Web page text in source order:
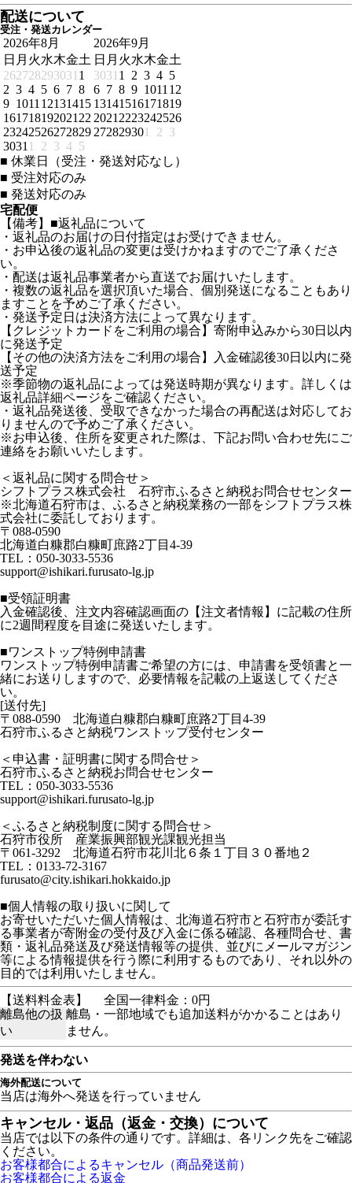
配送について
受注・発送カレンダー
2026年8月
日 月 火水木金土
262728293031 1
2 3 4 5 6 7 8
9 1011 12131415
161718192021 22
23242526272829
3031 1 2 3 4 5
2026年9月
日 月 火水木金土
3031 1 2 3 4 5
6 7 8 9 1011 12
13141516171819
2021 2223242526
272829301 2 3
■ 休業日（受注・発送対応なし）
■ 受注対応のみ
■ 発送対応のみ
宅配便
【備考】■返礼品について
・返礼品のお届けの日付指定はお受けできません。
・お申込後の返礼品の変更は受けかねますのでご了承くださ
い。
・配送は返礼品事業者から直送でお届けいたします。
・複数の返礼品を選択頂いた場合、個別発送になることもあり
ますことを予めご了承ください。
・発送予定日は決済方法によって異なります。
【クレジットカードをご利用の場合】寄附申込みから30日以内
に発送予定
【その他の決済方法をご利用の場合】入金確認後30日以内に発
送予定
※季節物の返礼品によっては発送時期が異なります。詳しくは
返礼品詳細ページをご確認ください。
・返礼品発送後、受取できなかった場合の再配送は対応してお
りませんので予めご了承ください。
※お申込後、住所を変更された際は、下記お問い合わせ先にご
連絡をお願いいたします。
＜返礼品に関する問合せ＞
シフトプラス株式会社 石狩市ふるさと納税お問合せセンター
※北海道石狩市は、ふるさと納税業務の一部をシフトプラス株
式会社に委託しております。
〒088-0590
北海道白糠郡白糠町庶路2丁目4-39
TEL：050-3033-5536
support@ishikari.furusato-lg.jp
■受領証明書
入金確認後、注文内容確認画面の【注文者情報】に記載の住所
に2週間程度を目途に発送いたします。
■ワンストップ特例申請書
ワンストップ特例申請書ご希望の方には、申請書を受領書と一
緒にお送りしますので、必要情報を記載の上返送してくださ
い。
[送付先]
〒088-0590 北海道白糠郡白糠町庶路2丁目4-39
石狩市ふるさと納税ワンストップ受付センター
＜申込書・証明書に関する問合せ＞
石狩市ふるさと納税お問合せセンター
TEL：050-3033-5536
support@ishikari.furusato-lg.jp
＜ふるさと納税制度に関する問合せ＞
石狩市役所 産業振興部観光課観光担当
〒061-3292 北海道石狩市花川北６条１丁目３０番地２
TEL：0133-72-3167
furusato@city.ishikari.hokkaido.jp
■個人情報の取り扱いに関して
お寄せいただいた個人情報は、北海道石狩市と石狩市が委託す
る事業者が寄附金の受付及び入金に係る確認、各種問合せ、書
類・返礼品発送及び発送情報等の提供、並びにメールマガジン
等による情報提供を行う際に利用するものであり、それ以外の
目的では利用いたしません。
【送料料金表】
全国一律料金：0円
離島他の扱
い
離島・一部地域でも追加送料がかかることはあり
ません。
発送を伴わない
海外配送について
当店は海外へ発送を行っていません
キャンセル・返品（返金・交換）について
当店では以下の条件の通りです。詳細は、各リンク先をご確認
ください。
お客様都合によるキャンセル（商品発送前）
お客様都合による返金